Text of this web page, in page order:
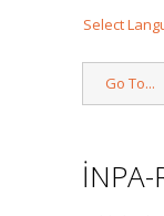
Select
Go To...